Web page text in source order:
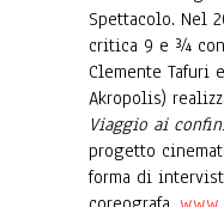
Spettacolo. Nel
critica 9 e ¾
Clemente Tafuri
Akropolis)
Viaggio ai
progetto
forma di